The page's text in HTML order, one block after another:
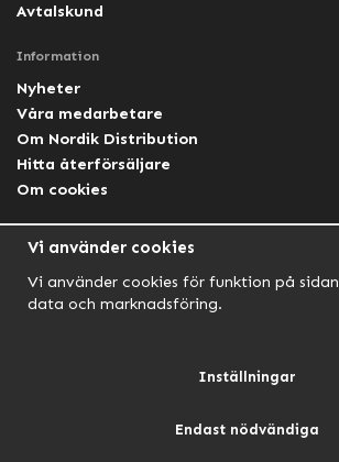
Avtalskund
Information
Nyheter
Våra medarbetare
Om Nordik Distribution
Hitta återförsäljare
Om cookies
Facebook Lightforce Sweden
NORDIK AUTOMOTIVENORDIK HUNT
Vi använder cookies
Vi använder cookies för funktion på
data och marknadsföring.
Inställningar
Endast nödvändiga